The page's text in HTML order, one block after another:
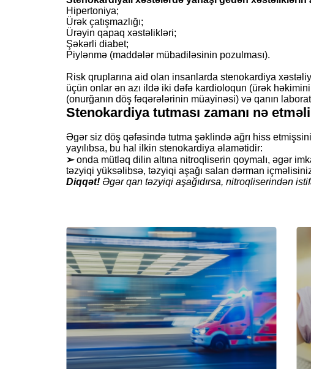
Hipertoniya;
Ürək çatışmazlığı;
Ürəyin qapaq xəstəlikləri;
Şəkərli diabet;
Piylənmə (maddələr mübadiləsinin pozulması).
Risk qruplarına aid olan insanlarda stenokardiya
üçün onlar ən azı ildə iki dəfə kardioloqun (ürək
(onurğanın döş fəqərələrinin müayinəsi) və qanın
Stenokardiya tutması zamanı nə
Əgər siz döş qəfəsində tutma şəklində ağrı hiss
yayılıbsa, bu hal ilkin stenokardiya əlamətidir:
➢onda mütləq dilin altına nitroqliserin qoymalı, əgər
təzyiqi yüksəlibsə, təzyiqi aşağı salan dərman
Diqqət! Əgər qan təzyiqi aşağıdırsa, nitroqliserindən